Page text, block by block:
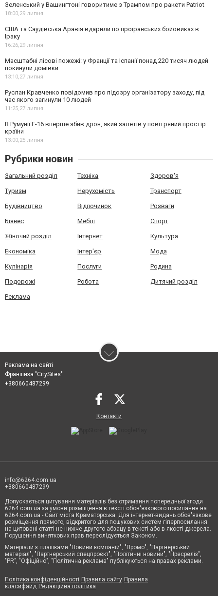
Зеленський у Вашингтоні говоритиме з Трампом про ракети Patriot
18:00, 29 липня
США та Саудівська Аравія вдарили по проіранських бойовиках в
Іраку
16:26, 29 липня
Масштабні лісові пожежі: у Франції та Іспанії понад 220 тисяч людей
покинули домівки
13:10, 27 липня
Руслан Кравченко повідомив про підозру організатору заходу, під
час якого загинули 10 людей
11:25, 27 липня
В Румунії F-16 вперше збив дрон, який залетів у повітряний простір
країни
13:00, 25 липня
Рубрики новин
Загальний розділ Техніка Здоров'я
Туризм Нерухомість Транспорт
Будівництво Відпочинок Розваги
Бізнес Меблі Спорт
Жіночий розділ Інтернет Культура
Економіка Інтер'єр Мода
Кулінарія Послуги Родина
Подорожі Робота Дитячий розділ
Реклама
Реклама на сайті
Франшиза "CitySites"
+380660487299
Контакти
info@6264.com.ua
+380660487299
Допускається цитування матеріалів без отримання попередньої згоди
6264.com.ua за умови розміщення в тексті обов'язкового посилання на
6264.com.ua - Сайт міста Краматорська. Для інтернет-видань обов'язкове
розміщення прямого, відкритого для пошукових систем гіперпосилання
на цитовані статті не нижче другого абзацу в тексті або в якості джерела.
Порушення виняткових прав переслідується Законом.
Матеріали з плашками "Новини компаній", "Промо", "Партнерський
матеріал", "Партнерський спецпроєкт", "Політичні новини", "Пресреліз",
"PR", "Офіційно", "Політична реклама" публікуються на правах реклами.
Політика конфіденційності Правила сайту Правила
класифайд Редакційна політика